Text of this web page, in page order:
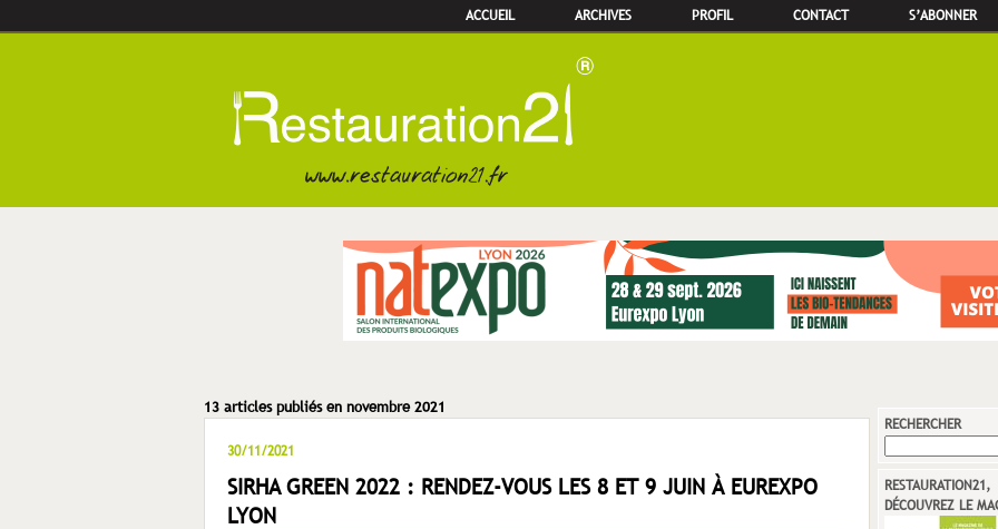
ACCUEIL ARCHIVES PROFIL CONTACT S’ABONNER
13 articles publiés en novembre 2021
30/11/2021
SIRHA GREEN 2022 : RENDEZ-VOUS LES 8 ET 9 JUIN À EUREXPO
LYON
RECHERCHER
RESTAURATION21,
DÉCOUVREZ LE